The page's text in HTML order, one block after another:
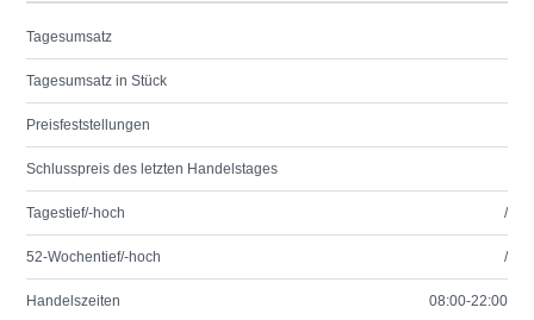
Tagesumsatz
Tagesumsatz in Stück
Preisfeststellungen
Schlusspreis des letzten Handelstages
Tagestief/-hoch /
52-Wochentief/-hoch /
Handelszeiten 08:00-22:00